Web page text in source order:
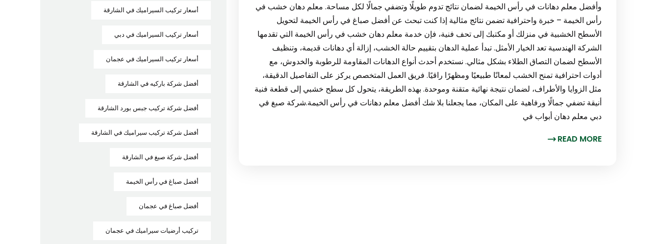
وأفضل معلم دهانات في رأس الخيمة لضمان نتائج تدوم طويلًا وتضفي جمالًا لكل مساحة. معلم دهان خشب في
رأس الخيمة – خبرة واحترافية تضمن نتائج مثالية إذا كنت تبحث عن أفضل صباغ في رأس الخيمة لتحويل
الأسطح الخشبية في منزلك أو مكتبك إلى تحف فنية، فإن خدمة معلم دهان خشب في رأس الخيمة التي تقدمها
الشركة الهندسية تعد الخيار الأمثل. تبدأ عملية الدهان بتقييم حالة الخشب، إزالة أي دهانات قديمة، وتنظيف
الأسطح لضمان التصاق الطلاء بشكل مثالي. نستخدم أحدث أنواع الدهانات المقاومة للرطوبة والخدوش، مع
أدوات احترافية تمنح الخشب لمعانًا طبيعيًا ومظهرًا راقيًا. فريق العمل المتخصص يركز على التفاصيل الدقيقة،
مثل الزوايا والأطراف، لضمان نتيجة نهائية متقنة وموحدة. بهذه الطريقة، يتحول كل سطح خشبي إلى قطعة فنية
أنيقة تضفي جمالًا ورفاهية على المكان، مما يجعلنا بلا شك أفضل معلم دهانات في رأس الخيمة.شركة صبغ في
دبي معلم دهان أبواب في
READ MORE
أسعار تركيب السيراميك في الشارقة
أسعار تركيب السيراميك في دبي
أسعار تركيب السيراميك في عجمان
أفضل شركة باركيه في الشارقة
أفضل شركة تركيب جبس بورد الشارقة
أفضل شركة تركيب سيراميك في الشارقة
أفضل شركة صبغ في الشارقة
أفضل صباغ في رأس الخيمة
أفضل صباغ في عجمان
تركيب أرضيات سيراميك في عجمان